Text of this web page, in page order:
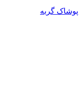
پوشاک گربه